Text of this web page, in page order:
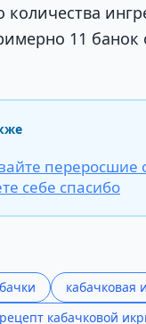
количества
11
переросшие
себе спасибо
кабачковая
рецепт кабачковой